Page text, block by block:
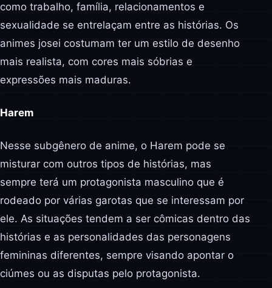
como trabalho, família, relacionamentos e
sexualidade se entrelaçam entre as histórias. Os
animes josei costumam ter um estilo de desenho
mais realista, com cores mais sóbrias e
expressões mais maduras.
Harem
Nesse subgênero de anime, o Harem pode se
misturar com outros tipos de histórias, mas
sempre terá um protagonista masculino que é
rodeado por várias garotas que se interessam por
ele. As situações tendem a ser cômicas dentro das
histórias e as personalidades das personagens
femininas diferentes, sempre visando apontar o
ciúmes ou as disputas pelo protagonista.